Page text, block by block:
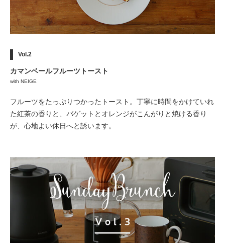
Vol.2
カマンベールフルーツトースト
with NEIGE
フルーツをたっぷりつかったトースト。丁寧に時間をかけていれ
た紅茶の香りと、バゲットとオレンジがこんがりと焼ける香り
が、心地よい休日へと誘います。